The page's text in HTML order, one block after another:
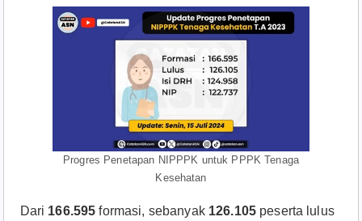
Progres Penetapan NIPPPK untuk PPPK Tenaga
Kesehatan
Dari 166.595formasi, sebanyak 126.105 peserta lulus